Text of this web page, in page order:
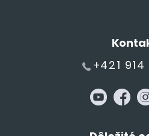
+421 914